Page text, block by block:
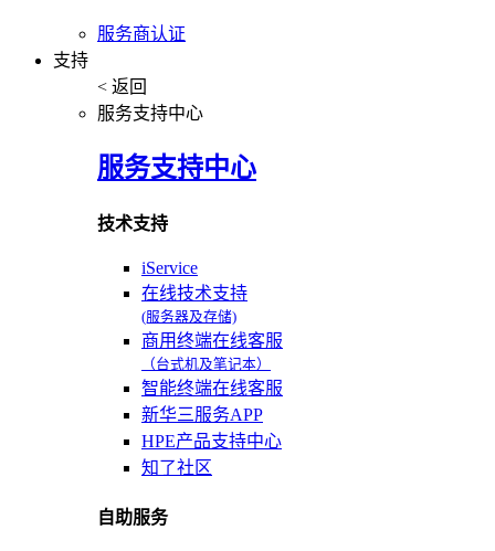
服务商认证
支持
< 返回
服务支持中心
服务支持中心
技术支持
iService
在线技术支持
(服务器及存储)
商用终端在线客服
（台式机及笔记本）
智能终端在线客服
新华三服务APP
HPE产品支持中心
知了社区
自助服务